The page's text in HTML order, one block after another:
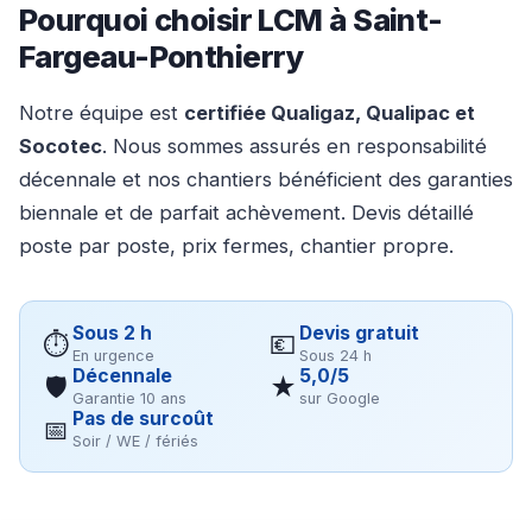
Pourquoi choisir LCM à Saint-
Fargeau-Ponthierry
Notre équipe est certifiée Qualigaz, Qualipac et
Socotec. Nous sommes assurés en responsabilité
décennale et nos chantiers bénéficient des garanties
biennale et de parfait achèvement. Devis détaillé
poste par poste, prix fermes, chantier propre.
⏱Sous 2 h
En urgence 💶 Devis gratuit
Sous 24 h
🛡 Décennale
Garantie 10 ans ★ 5,0/5
sur Google
📅 Pas de surcoût
Soir / WE / fériés